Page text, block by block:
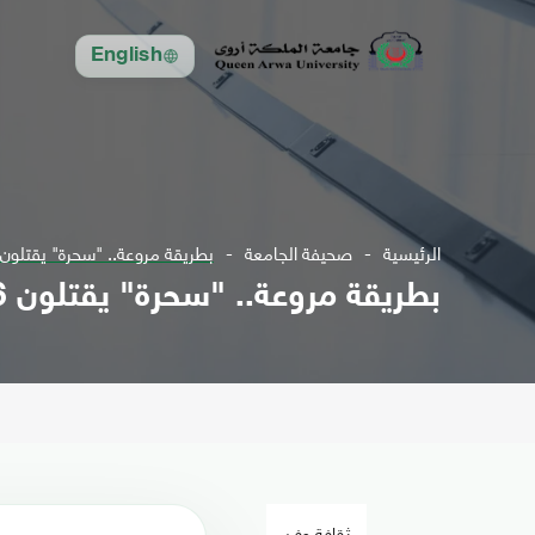
English
الرئيسية صحيفة الجامعة بطريقة مروعة.. "سحرة" يقتلون 6 أطفال ويسرقون
بطريقة مروعة.. "سحرة" يقتلون 6 أطفال ويسرقون أعضاءهم